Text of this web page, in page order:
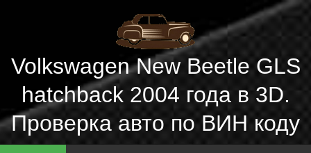
Volkswagen New Beetle GLS
hatchback 2004 года в 3D.
Проверка авто по ВИН коду